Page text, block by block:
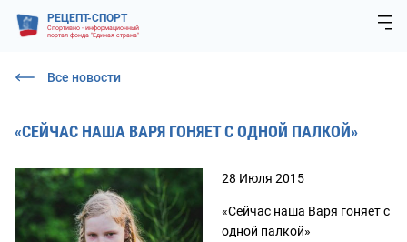
РЕЦЕПТ-СПОРТ
Спортивно - информационный
портал фонда "Единая страна"
Все новости
«СЕЙЧАС НАША ВАРЯ ГОНЯЕТ С ОДНОЙ ПАЛКОЙ»
28 Июля 2015
«Сейчас наша Варя гоняет с
одной палкой»